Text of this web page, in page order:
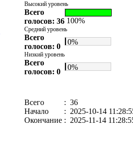
Высокий уровень
Всего
голосов: 36 100%
Средний уровень
Всего
голосов: 0
0%
Низкий уровень
Всего
голосов: 0
0%
Всего
: 36
Начало
: 2025-10-14
Окончание : 2025-11-14